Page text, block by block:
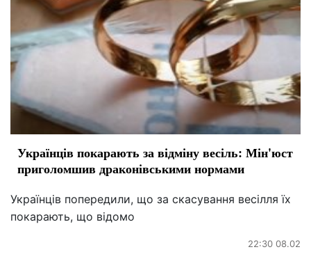
Українців покарають за відміну весіль: Мін'юст
приголомшив драконівськими нормами
Українців попередили, що за скасування весілля їх
покарають, що відомо
22:30 08.02